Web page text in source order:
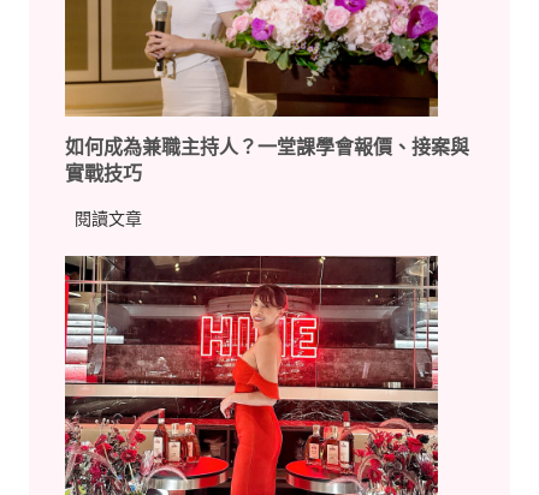
如何成為兼職主持人？一堂課學會報價、接案與
實戰技巧
閱讀文章如
成
為
兼
職
主
持
人
？